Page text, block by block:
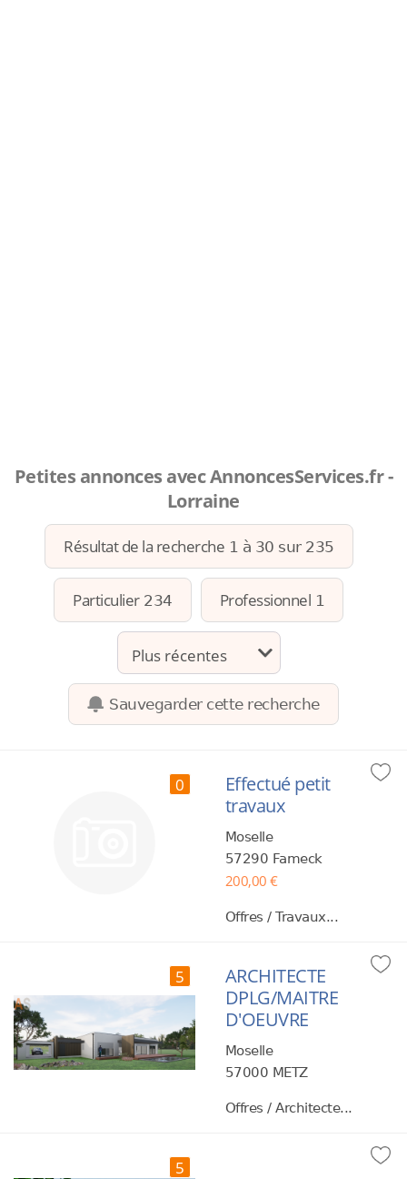
Petites annonces avec AnnoncesServices.fr -
Lorraine
Résultat de la recherche 1 à 30 sur 235
Particulier234 Professionnel 1
Sauvegarder cette recherche
0
Effectué petit
travaux
Moselle
57290 Fameck
200,00 €
Offres / Travaux...
5
ARCHITECTE
DPLG/MAITRE
D'OEUVRE
Moselle
57000 METZ
Offres / Architecte...
5